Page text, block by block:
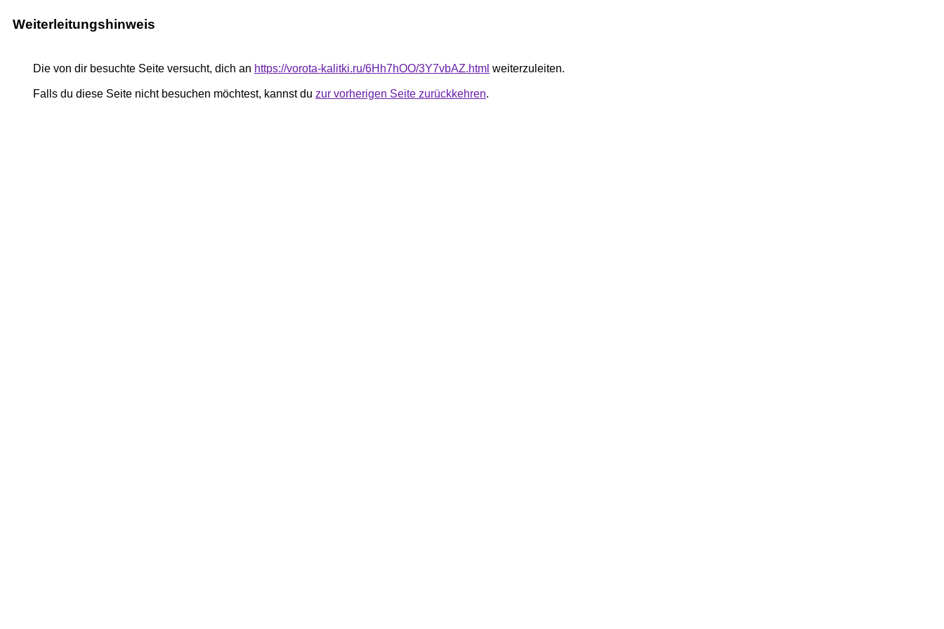
Weiterleitungshinweis
Die von dir besuchte Seite versucht, dich an https://vorota-kalitki.ru/6Hh7hOO/3Y7vbAZ.html weiterzuleiten.
Falls du diese Seite nicht besuchen möchtest, kannst du zur vorherigen Seite zurückkehren.